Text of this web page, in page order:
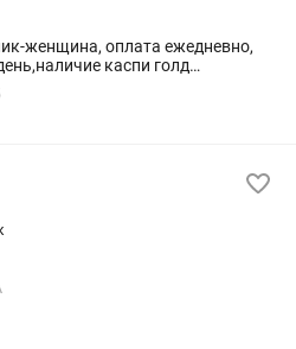
женщина, оплата ежедневно,
каспи голд
до 19:00,не звоните,только